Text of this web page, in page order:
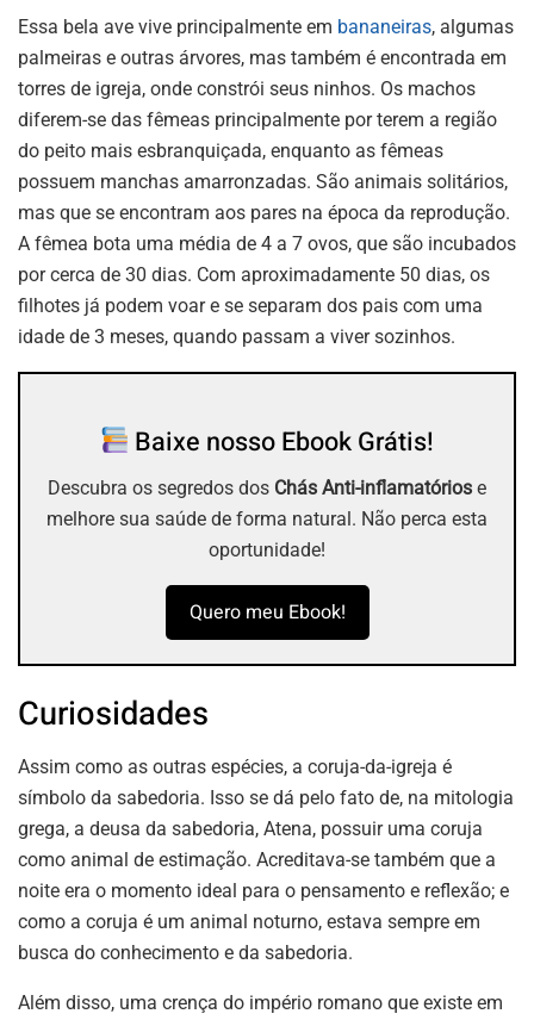
Essa bela ave vive principalmente em bananeiras, algumas
palmeiras e outras árvores, mas também é encontrada em
torres de igreja, onde constrói seus ninhos. Os machos
diferem-se das fêmeas principalmente por terem a região
do peito mais esbranquiçada, enquanto as fêmeas
possuem manchas amarronzadas. São animais solitários,
mas que se encontram aos pares na época da reprodução.
A fêmea bota uma média de 4 a 7 ovos, que são incubados
por cerca de 30 dias. Com aproximadamente 50 dias, os
filhotes já podem voar e se separam dos pais com uma
idade de 3 meses, quando passam a viver sozinhos.
Baixe nosso Ebook Grátis!
Descubra os segredos dos Chás Anti-inflamatórios e
melhore sua saúde de forma natural. Não perca esta
oportunidade!
Quero meu Ebook!
Curiosidades
Assim como as outras espécies, a coruja-da-igreja é
símbolo da sabedoria. Isso se dá pelo fato de, na mitologia
grega, a deusa da sabedoria, Atena, possuir uma coruja
como animal de estimação. Acreditava-se também que a
noite era o momento ideal para o pensamento e reflexão; e
como a coruja é um animal noturno, estava sempre em
busca do conhecimento e da sabedoria.
Além disso, uma crença do império romano que existe em